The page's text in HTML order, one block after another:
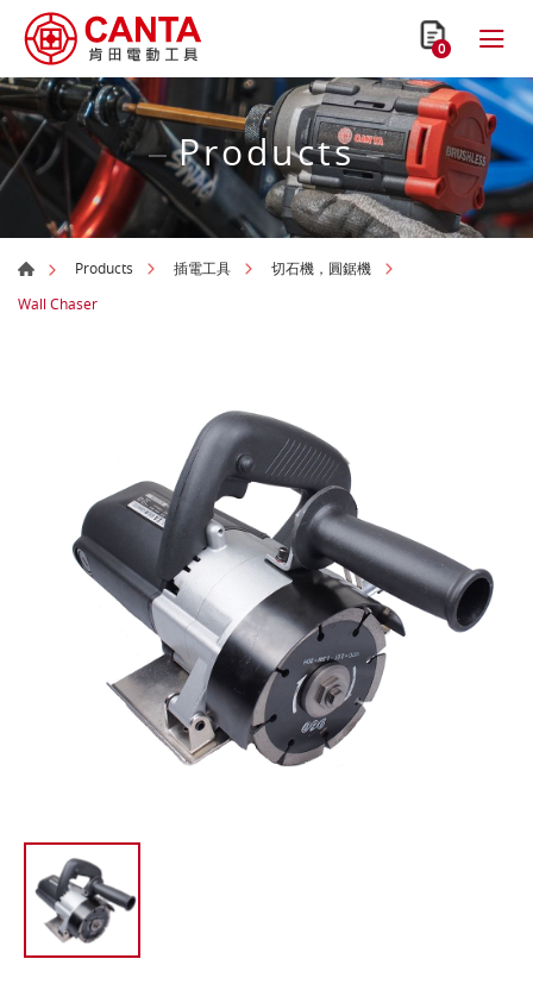
0
Products
Products 插電工具
切石機，圓鋸機
Wall Chaser